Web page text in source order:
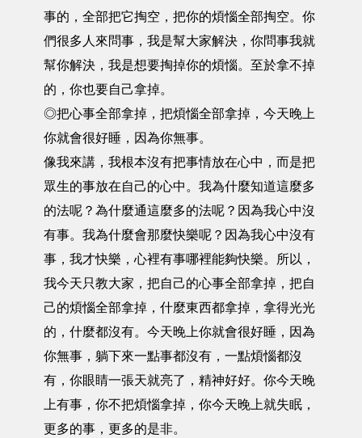
事的，全部把它掏空，把你的煩惱全部掏空。你
們很多人來問事，我是幫大家解決，你問事我就
幫你解決，我是想要掏掉你的煩惱。至於拿不掉
的，你也要自己拿掉。
◎把心事全部拿掉，把煩惱全部拿掉，今天晚上
你就會很好睡，因為你無事。
像我來講，我根本沒有把事情放在心中，而是把
眾生的事放在自己的心中。我為什麼知道這麼多
的法呢？為什麼通這麼多的法呢？因為我心中沒
有事。我為什麼會那麼快樂呢？因為我心中沒有
事，我才快樂，心裡有事哪裡能夠快樂。所以，
我今天只教大家，把自己的心事全部拿掉，把自
己的煩惱全部拿掉，什麼東西都拿掉，拿得光光
的，什麼都沒有。今天晚上你就會很好睡，因為
你無事，躺下來一點事都沒有，一點煩惱都沒
有，你眼睛一張天就亮了，精神好好。你今天晚
上有事，你不把煩惱拿掉，你今天晚上就失眠，
更多的事，更多的是非。